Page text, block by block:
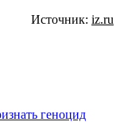
Источник: iz.ru
геноцид